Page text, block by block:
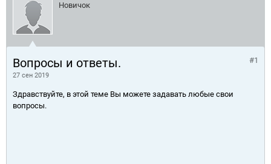
Новичок
Вопросы и ответы.
27 сен 2019
#1
Здравствуйте, в этой теме Вы можете задавать любые свои
вопросы.